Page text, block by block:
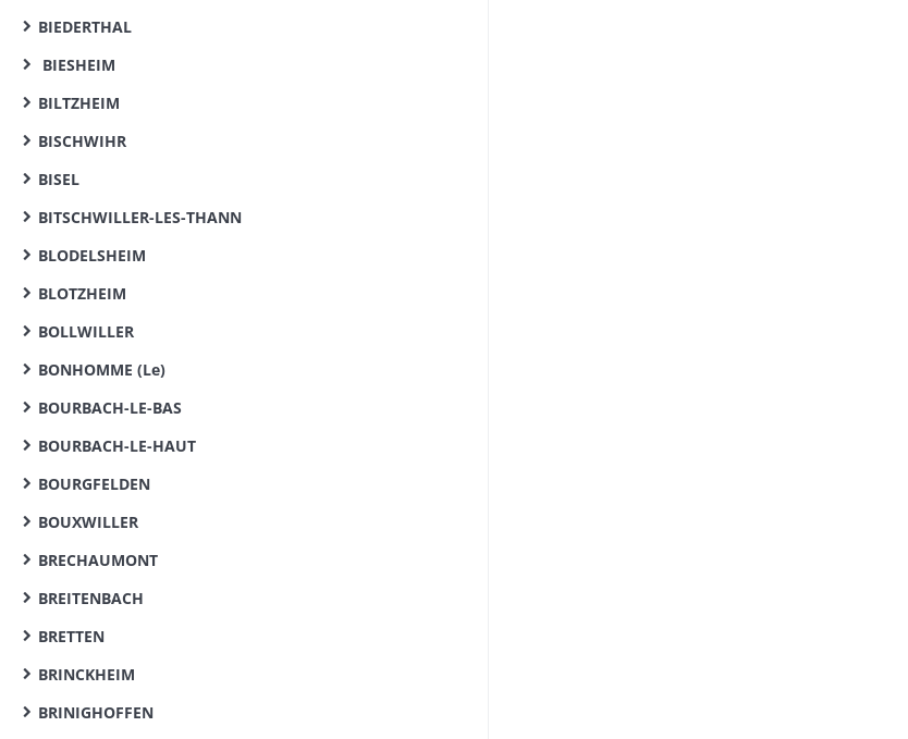
BIEDERTHAL
BIESHEIM
BILTZHEIM
BISCHWIHR
BISEL
BITSCHWILLER-LES-THANN
BLODELSHEIM
BLOTZHEIM
BOLLWILLER
BONHOMME (Le)
BOURBACH-LE-BAS
BOURBACH-LE-HAUT
BOURGFELDEN
BOUXWILLER
BRECHAUMONT
BREITENBACH
BRETTEN
BRINCKHEIM
BRINIGHOFFEN